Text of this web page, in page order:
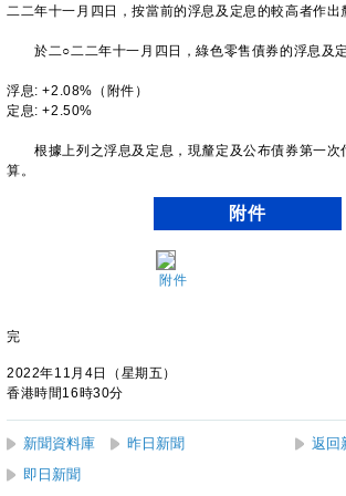
二二年十一月四日，按當前的浮息及定息的較高者作出
於二○二二年十一月四日，綠色零售債券的浮息及
浮息: +2.08%（附件）
定息: +2.50%
根據上列之浮息及定息，現釐定及公布債券第一次
算。
附件
附件
完
2022年11月4日（星期五）
香港時間16時30分
新聞資料庫 昨日新聞 返回
即日新聞